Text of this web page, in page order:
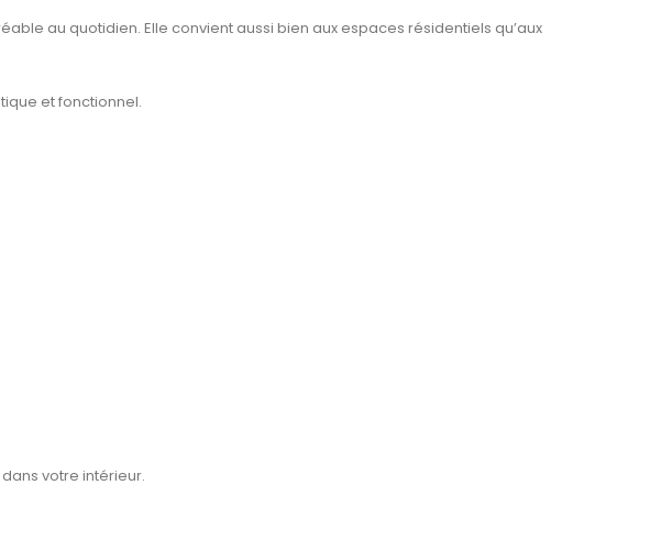
au quotidien. Elle convient aussi bien aux espaces résidentiels qu’aux
et fonctionnel.
votre intérieur.